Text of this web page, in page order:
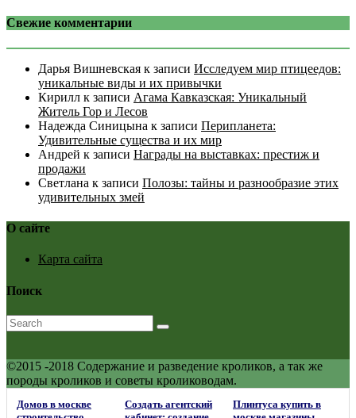
Свежие комментарии
Дарья Вишневская к записи Исследуем мир птицеедов:
уникальные виды и их привычки
Кирилл к записи Агама Кавказская: Уникальный
Житель Гор и Лесов
Надежда Синицына к записи Перипланета:
Удивительные существа и их мир
Андрей к записи Награды на выставках: престиж и
продажи
Светлана к записи Полозы: тайны и разнообразие этих
удивительных змей
О сайте
Карта сайта
Поиск
©2015 -2018 Содержание и разведение кроликов, а так же
породы кроликов и советы кролиководам.
Домов в москве
Создать агентский
Плинтуса купить в